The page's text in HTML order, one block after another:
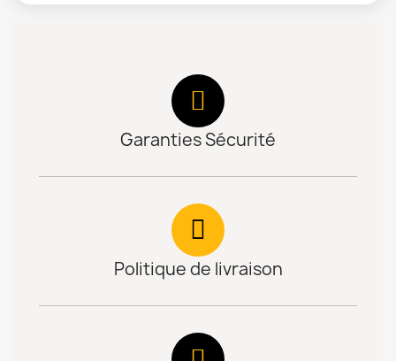
Garanties Sécurité
Politique de livraison